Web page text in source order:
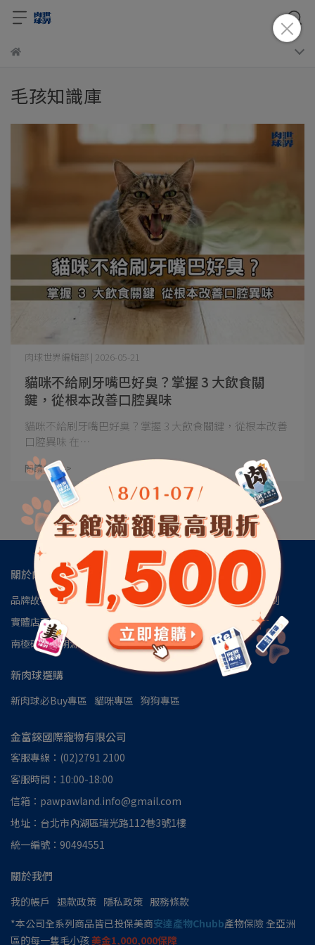
毛孩知識庫
貓咪不給刷牙嘴巴好臭？掌握 3 大飲食關
鍵，從根本改善口腔異味
肉球世界編輯部 | 2026-05-21
貓咪不給刷牙嘴巴好臭？掌握 3 大飲食關鍵，從根本改善
口腔異味 在⋯
閱讀更多 ->
關於肉球
品牌故事 肉球會員專區 肉球世界官方LINE 肉球世界訂閱制
實體店面 安心檢驗報告 認識磷蝦油
南極磷蝦油朔源│南極洲48區 見證推薦
新肉球選購
新肉球必Buy專區 貓咪專區 狗狗專區
金富錸國際寵物有限公司
客服專線：(02)2791 2100
客服時間：10:00-18:00
信箱：pawpawland.info@gmail.com
地址：台北市內湖區瑞光路112巷3號1樓
統一編號：90494551
關於我們
我的帳戶 退款政策 隱私政策 服務條款
*本公司全系列商品皆已投保美商安達產物Chubb產物保險 全亞洲
區的每一隻毛小孩美金1,000,000保障